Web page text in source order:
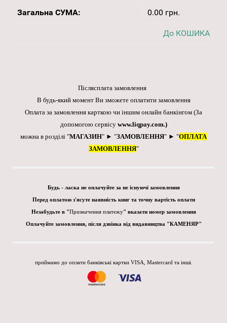
Загальна СУМА: 0.00 грн.
До КОШИКА
Післясплата замовлення
В будь-який момент Ви зможете оплатити замовлення
Оплата за замовлення карткою чи іншим онлайн банкінгом (За
допомогою сервісу www.liqpay.com.)
можна в розділі "МАГАЗИН" ► "ЗАМОВЛЕННЯ" ► "ОПЛАТА
ЗАМОВЛЕННЯ"
Будь - ласка не оплачуйте за не існуючі замовлення
Перед оплатою з'ясуте наявність книг та точну вартість оплати
Незабудьте в "Призначення платежу" вказати номер замовлення
Оплачуйте замовлення, після дзвінка від видавництва "КАМЕНЯР"
приймамо до оплати банківські картки VISA, Mastercard та інші.